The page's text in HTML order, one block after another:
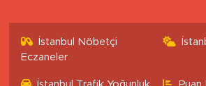
İstanbul Nöbetçi